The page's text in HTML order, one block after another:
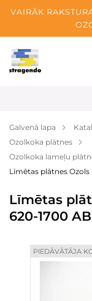
VAIRĀK
Tallina
Apmaksa
Par mums
Blogs
Galvenā lapa
Ozolkoka plātnes
Ozolkoka lameļu
Līmētas plātnes
Līmētas
620-1700 AB
PIEDĀVĀTĀJA